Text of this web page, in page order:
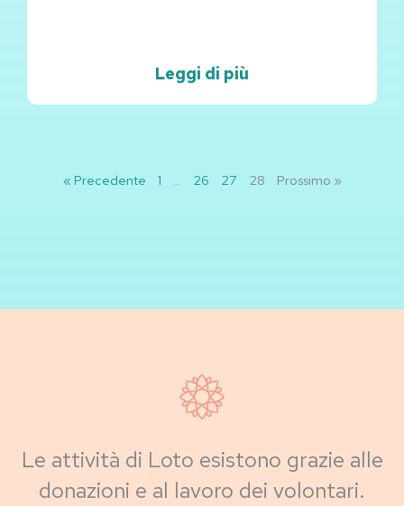
Leggi di più
« Precedente 1 … 26 27 28 Prossimo »
Le attività di Loto esistono grazie alle
donazioni e al lavoro dei volontari.